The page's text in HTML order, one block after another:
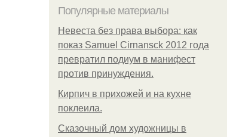
Популярные материалы
Невеста без права выбора: как
показ Samuel Cirnansck 2012 года
превратил подиум в манифест
против принуждения.
Кирпич в прихожей и на кухне
поклеила.
Сказочный дом художницы в